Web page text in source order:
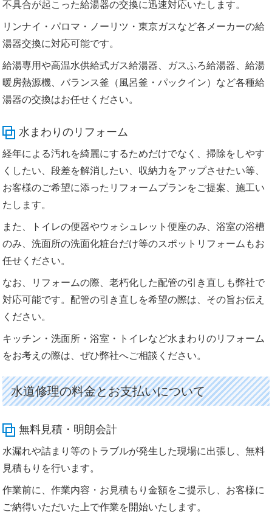
不具合が起こった給湯器の交換に迅速対応いたします。
リンナイ・パロマ・ノーリツ・東京ガスなど各メーカーの給
湯器交換に対応可能です。
給湯専用や高温水供給式ガス給湯器、ガスふろ給湯器、給湯
暖房熱源機、バランス釜（風呂釜・パックイン）など各種給
湯器の交換はお任せください。
水まわりのリフォーム
経年による汚れを綺麗にするためだけでなく、掃除をしやす
くしたい、段差を解消したい、収納力をアップさせたい等、
お客様のご希望に添ったリフォームプランをご提案、施工い
たします。
また、トイレの便器やウォシュレット便座のみ、浴室の浴槽
のみ、洗面所の洗面化粧台だけ等のスポットリフォームもお
任せください。
なお、リフォームの際、老朽化した配管の引き直しも弊社で
対応可能です。配管の引き直しを希望の際は、その旨お伝え
ください。
キッチン・洗面所・浴室・トイレなど水まわりのリフォーム
をお考えの際は、ぜひ弊社へご相談ください。
水道修理の料金とお支払いについて
無料見積・明朗会計
水漏れや詰まり等のトラブルが発生した現場に出張し、無料
見積もりを行います。
作業前に、作業内容・お見積もり金額をご提示し、お客様に
ご納得いただいた上で作業を開始いたします。